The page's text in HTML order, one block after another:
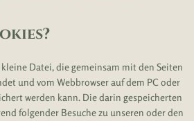
Datei, die gemeinsam mit den Seiten
und vom Webbrowser auf dem PC oder
werden kann. Die darin gespeicherten
folgender Besuche zu unseren oder den